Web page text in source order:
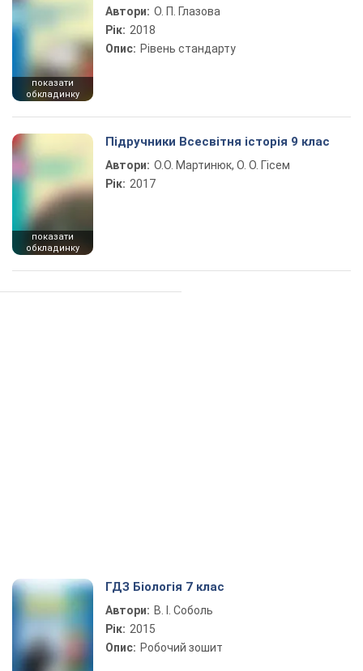
показати
обкладинку
Автори: О. П. Глазова
Рік: 2018
Опис: Рівень стандарту
показати
обкладинку
Підручники Всесвітня історія 9 клас
Автори: О.О. Мартинюк, О. О. Гісем
Рік: 2017
ГДЗ Біологія 7 клас
Автори: В. І. Соболь
Рік: 2015
Опис: Робочий зошит